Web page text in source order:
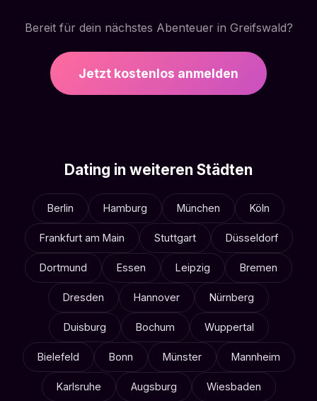
Bereit für dein nächstes Abenteuer in Greifswald?
Jetzt kostenlos anmelden
Dating in weiteren Städten
Berlin Hamburg München Köln
Frankfurt am Main Stuttgart Düsseldorf
Dortmund Essen Leipzig Bremen
Dresden Hannover Nürnberg
Duisburg Bochum Wuppertal
Bielefeld Bonn Münster Mannheim
Karlsruhe Augsburg Wiesbaden